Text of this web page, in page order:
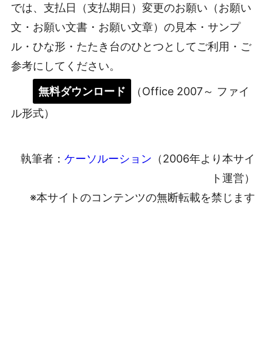
では、支払日（支払期日）変更のお願い（お願い
文・お願い文書・お願い文章）の見本・サンプ
ル・ひな形・たたき台のひとつとしてご利用・ご
参考にしてください。
無料ダウンロード
（Office 2007～ ファイ
ル形式）
執筆者： ケーソルーション （2006年より本サイ
ト運営）
※本サイトのコンテンツの無断転載を禁じます